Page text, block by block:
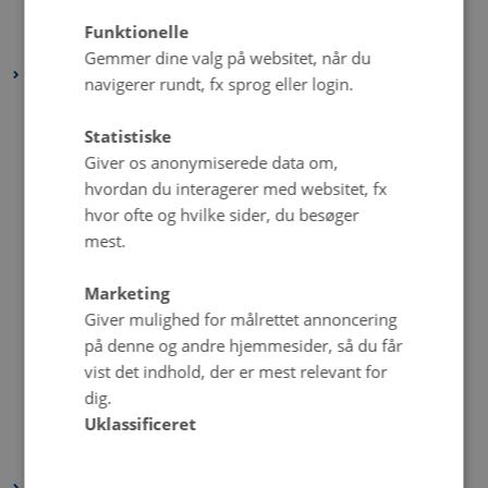
januar 2021(5 poster)
november 2020(4 poster)
oktober 2020(5 poster)
september 2020(6 poster)
august 2020
juni 2020(6 poster)
maj 2020(8 poster)
april 2020 (3 poster)
marts 2020
februar 2020(4 poster)
Funktionelle
Gemmer dine valg på websitet, når du
navigerer rundt, fx sprog eller login.
Statistiske
Giver os anonymiserede data om,
hvordan du interagerer med websitet, fx
hvor ofte og hvilke sider, du besøger
mest.
Marketing
Giver mulighed for målrettet annoncering
på denne og andre hjemmesider, så du får
vist det indhold, der er mest relevant for
dig.
Uklassificeret